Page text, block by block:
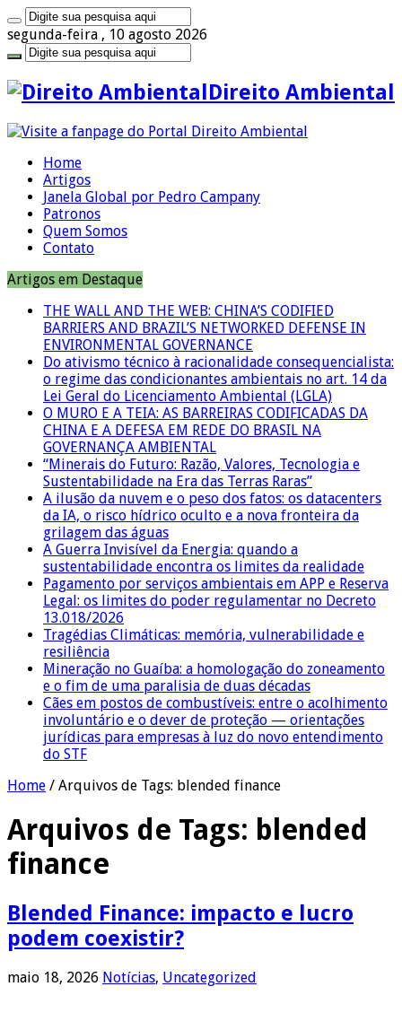
segunda-feira , 10 agosto 2026
Direito Ambiental
Home
Artigos
Janela Global por Pedro Campany
Patronos
Quem Somos
Contato
Artigos em Destaque
THE WALL AND THE WEB: CHINA’S CODIFIED
BARRIERS AND BRAZIL’S NETWORKED DEFENSE IN
ENVIRONMENTAL GOVERNANCE
Do ativismo técnico à racionalidade consequencialista:
o regime das condicionantes ambientais no art. 14 da
Lei Geral do Licenciamento Ambiental (LGLA)
O MURO E A TEIA: AS BARREIRAS CODIFICADAS DA
CHINA E A DEFESA EM REDE DO BRASIL NA
GOVERNANÇA AMBIENTAL
“Minerais do Futuro: Razão, Valores, Tecnologia e
Sustentabilidade na Era das Terras Raras”
A ilusão da nuvem e o peso dos fatos: os datacenters
da IA, o risco hídrico oculto e a nova fronteira da
grilagem das águas
A Guerra Invisível da Energia: quando a
sustentabilidade encontra os limites da realidade
Pagamento por serviços ambientais em APP e Reserva
Legal: os limites do poder regulamentar no Decreto
13.018/2026
Tragédias Climáticas: memória, vulnerabilidade e
resiliência
Mineração no Guaíba: a homologação do zoneamento
e o fim de uma paralisia de duas décadas
Cães em postos de combustíveis: entre o acolhimento
involuntário e o dever de proteção — orientações
jurídicas para empresas à luz do novo entendimento
do STF
Home / Arquivos de Tags: blended finance
Arquivos de Tags: blended
finance
Blended Finance: impacto e lucro
podem coexistir?
maio 18, 2026 Notícias, Uncategorized